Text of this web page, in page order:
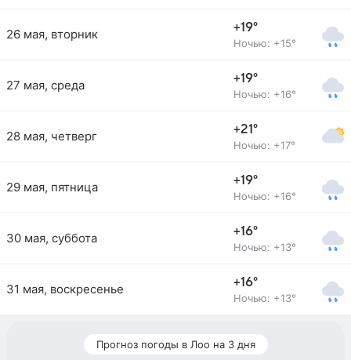
26 мая, вторник +19°
Ночью: +15°
27 мая, среда +19°
Ночью: +16°
28 мая, четверг +21°
Ночью: +17°
29 мая, пятница +19°
Ночью: +16°
30 мая, суббота +16°
Ночью: +13°
31 мая, воскресенье +16°
Ночью: +13°
Прогноз погоды в Лоо на 3 дня